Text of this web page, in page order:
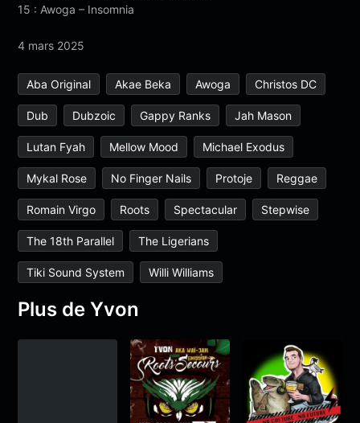
15 : Awoga – Insomnia
4 mars 2025
Aba Original Akae Beka Awoga Christos DC
Dub Dubzoic Gappy Ranks Jah Mason
Lutan Fyah Mellow Mood Michael Exodus
Mykal Rose No Finger Nails Protoje Reggae
Romain Virgo Roots Spectacular Stepwise
The 18th Parallel The Ligerians
Tiki Sound System Willi Williams
Plus de Yvon